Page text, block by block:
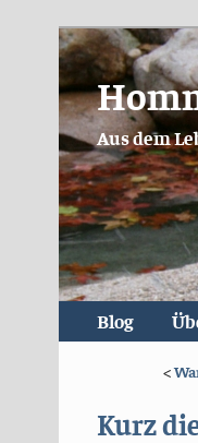
Aus dem
Blog
<
Kurz